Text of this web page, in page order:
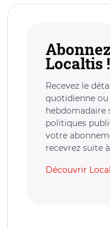
Localtis !
Recevez le
quotidienne
hebdomadaire
politiques
votre
recevrez suite
Découvrir